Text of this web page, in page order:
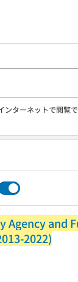
ンターネットで閲覧
and
2022)